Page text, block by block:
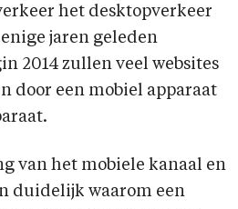
het desktopverkeer
jaren geleden
2014 zullen veel websites
door een mobiel apparaat
van het mobiele kanaal en
duidelijk waarom een